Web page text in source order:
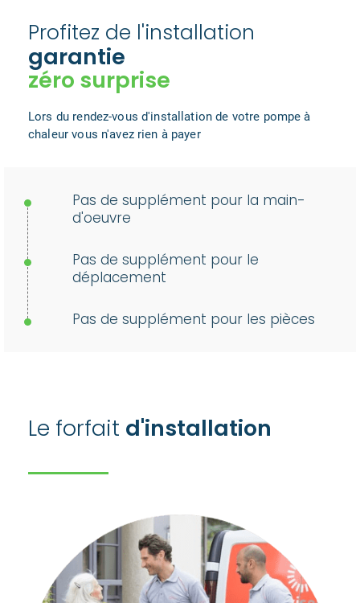
Profitez de l'installation
garantie
zéro surprise
Lors du rendez-vous d'installation de votre pompe à
chaleur vous n'avez rien à payer
Pas de supplément pour la main-
d'oeuvre
Pas de supplément pour le
déplacement
Pas de supplément pour les pièces
Le forfait d'installation